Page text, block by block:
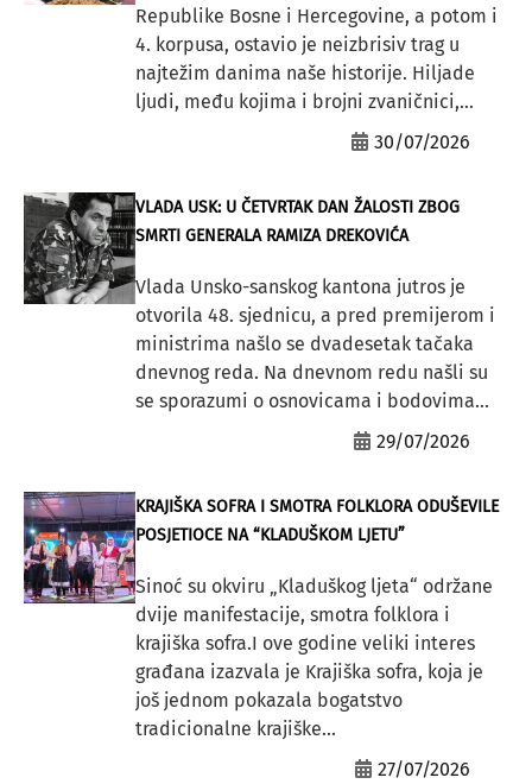
Republike Bosne i Hercegovine, a potom i
4. korpusa, ostavio je neizbrisiv trag u
najtežim danima naše historije. Hiljade
ljudi, među kojima i brojni zvaničnici,...
30/07/2026
VLADA USK: U ČETVRTAK DAN ŽALOSTI ZBOG
SMRTI GENERALA RAMIZA DREKOVIĆA
Vlada Unsko-sanskog kantona jutros je
otvorila 48. sjednicu, a pred premijerom i
ministrima našlo se dvadesetak tačaka
dnevnog reda. Na dnevnom redu našli su
se sporazumi o osnovicama i bodovima...
29/07/2026
KRAJIŠKA SOFRA I SMOTRA FOLKLORA ODUŠEVILE
POSJETIOCE NA “KLADUŠKOM LJETU”
Sinoć su okviru „Kladuškog ljeta“ održane
dvije manifestacije, smotra folklora i
krajiška sofra.I ove godine veliki interes
građana izazvala je Krajiška sofra, koja je
još jednom pokazala bogatstvo
tradicionalne krajiške...
27/07/2026